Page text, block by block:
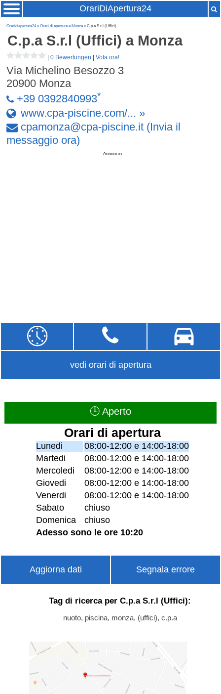
OrariDiApertura24
Oraridiapertura24»Orari di apertura a Monza» C.p.a S.r.l (Uffici)
C.p.a S.r.l (Uffici) a Monza
|0 Bewertungen |Vota ora!
Via Michelino Besozzo 3
20900 Monza
+39 0392840993*
www.cpa-piscine.com/... »
cpamonza@cpa-piscine.it (Invia il
messaggio ora)
Annuncio
vedi orari di apertura
🕒 Aperto
Orari di apertura
Lunedi
08:00-12:00 e 14:00-18:00
Martedi
08:00-12:00 e 14:00-18:00
Mercoledi
08:00-12:00 e 14:00-18:00
Giovedi
08:00-12:00 e 14:00-18:00
Venerdi
08:00-12:00 e 14:00-18:00
Sabato
chiuso
Domenica
chiuso
Adesso sono le ore 10:20
Aggiorna dati Segnala errore
Tag di ricerca per C.p.a S.r.l (Uffici):
nuoto, piscina, monza, (uffici), c.p.a